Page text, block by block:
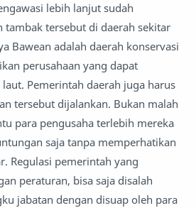
lebih lanjut sudah
tambak tersebut di daerah sekitar
Bawean adalah daerah konservasi
perusahaan yang dapat
Pemerintah daerah juga harus
tersebut dijalankan. Bukan malah
para pengusaha terlebih mereka
saja tanpa memperhatikan
Regulasi pemerintah yang
peraturan, bisa saja disalah
jabatan dengan disuap oleh para